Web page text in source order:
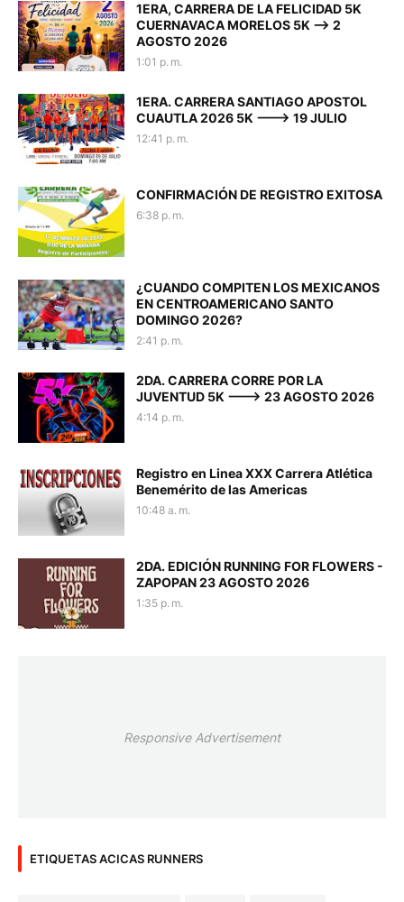
1ERA, CARRERA DE LA FELICIDAD 5K
CUERNAVACA MORELOS 5K --> 2
AGOSTO 2026
1:01 p. m.
1ERA. CARRERA SANTIAGO APOSTOL
CUAUTLA 2026 5K ---> 19 JULIO
12:41 p. m.
CONFIRMACIÓN DE REGISTRO EXITOSA
6:38 p. m.
¿CUANDO COMPITEN LOS MEXICANOS
EN CENTROAMERICANO SANTO
DOMINGO 2026?
2:41 p. m.
2DA. CARRERA CORRE POR LA
JUVENTUD 5K ---> 23 AGOSTO 2026
4:14 p. m.
Registro en Linea XXX Carrera Atlética
Benemérito de las Americas
10:48 a. m.
2DA. EDICIÓN RUNNING FOR FLOWERS -
ZAPOPAN 23 AGOSTO 2026
1:35 p. m.
Responsive Advertisement
ETIQUETAS ACICAS RUNNERS